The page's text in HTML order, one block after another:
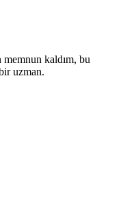
kaldım, bu
uzman.